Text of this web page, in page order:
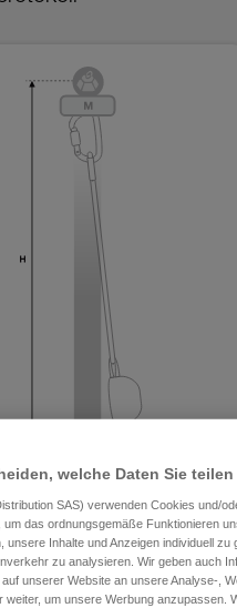
verbundenen Techniken.
noch andere Techniken, die hier
beschrieben werden.
welche Daten Sie teilen
SAS) verwenden Cookies und/
um das ordnungsgemäße Funktionieren
unsere Inhalte und Anzeigen individuell zu
zu analysieren. Wir geben auch
unserer Website an unsere Analyse-,
weiter, um unsere Werbung anzupassen.